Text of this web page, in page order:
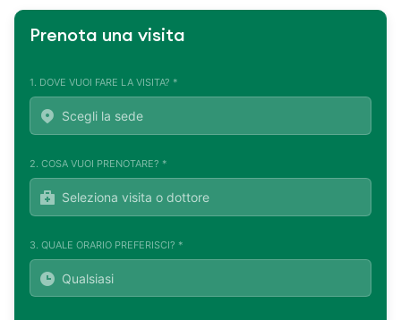
Prenota una visita
1. DOVE VUOI FARE LA VISITA? *
2. COSA VUOI PRENOTARE? *
3. QUALE ORARIO PREFERISCI? *